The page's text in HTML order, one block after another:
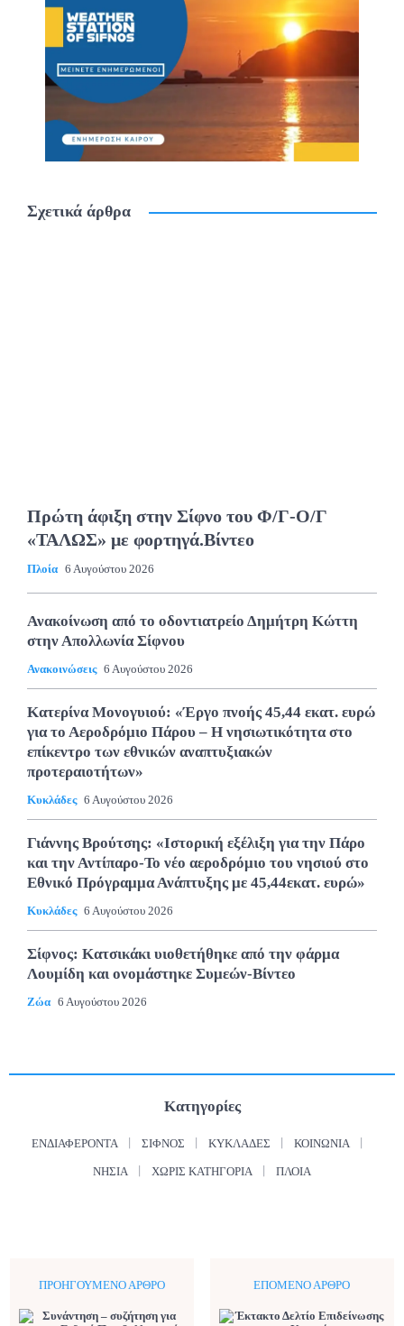
Σχετικά άρθρα
Πρώτη άφιξη στην Σίφνο του Φ/Γ-Ο/Γ
«ΤΑΛΩΣ» με φορτηγά.Βίντεο
Πλοία 6 Αυγούστου 2026
Ανακοίνωση από το οδοντιατρείο Δημήτρη Κώττη
στην Απολλωνία Σίφνου
Ανακοινώσεις 6 Αυγούστου 2026
Κατερίνα Μονογυιού: «Έργο πνοής 45,44 εκατ. ευρώ
για το Αεροδρόμιο Πάρου – Η νησιωτικότητα στο
επίκεντρο των εθνικών αναπτυξιακών
προτεραιοτήτων»
Κυκλάδες 6 Αυγούστου 2026
Γιάννης Βρούτσης: «Ιστορική εξέλιξη για την Πάρο
και την Αντίπαρο-Το νέο αεροδρόμιο του νησιού στο
Εθνικό Πρόγραμμα Ανάπτυξης με 45,44εκατ. ευρώ»
Κυκλάδες 6 Αυγούστου 2026
Σίφνος: Κατσικάκι υιοθετήθηκε από την φάρμα
Λουμίδη και ονομάστηκε Συμεών-Βίντεο
Ζώα 6 Αυγούστου 2026
Κατηγορίες
ΕΝΔΙΑΦΈΡΟΝΤΑ ΣΊΦΝΟΣ ΚΥΚΛΆΔΕΣ ΚΟΙΝΩΝΊΑ
ΝΗΣΙΆ ΧΩΡΊΣ ΚΑΤΗΓΟΡΊΑ ΠΛΟΊΑ
ΠΡΟΗΓΟΎΜΕΝΟ ΆΡΘΡΟ ΕΠΌΜΕΝΟ ΆΡΘΡΟ